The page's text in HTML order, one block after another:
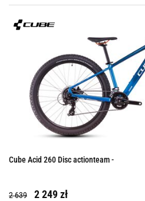
Cube Acid 260 Disc actionteam -
2 639 2 249 zł